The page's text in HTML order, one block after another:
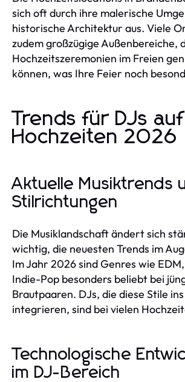
sich oft durch ihre malerische
historische Architektur aus. Viele
zudem großzügige Außenbereiche,
Hochzeitszeremonien im Freien
können, was Ihre Feier noch
Trends für DJs auf
Hochzeiten 2026
Aktuelle Musiktrends
Stilrichtungen
Die Musiklandschaft ändert sich
wichtig, die neuesten Trends im
Im Jahr 2026 sind Genres wie
Indie-Pop besonders beliebt bei
Brautpaaren. DJs, die diese Stile
integrieren, sind bei vielen
Technologische
im DJ-Bereich